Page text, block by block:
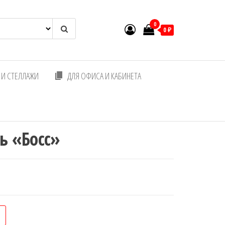
0
0 ₽
СТЕЛЛАЖИ ДЛЯ ОФИСА И КАБИНЕТА
«Босс»